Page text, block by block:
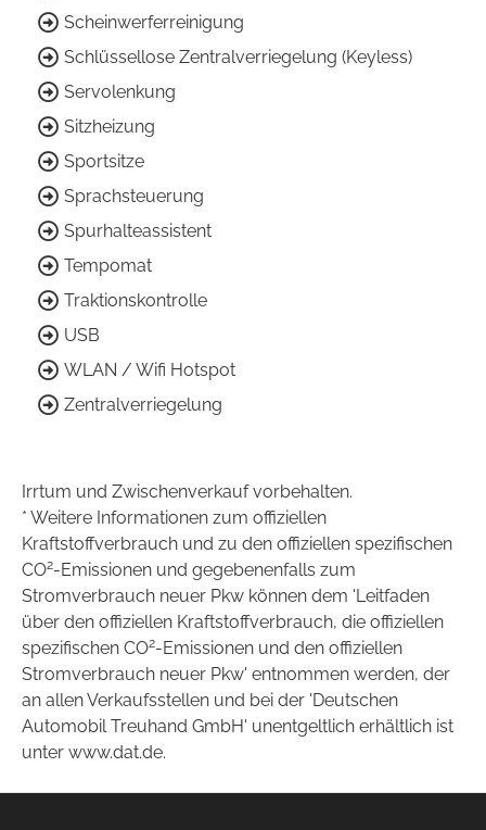
Scheinwerferreinigung
Schlüssellose Zentralverriegelung (Keyless)
Servolenkung
Sitzheizung
Sportsitze
Sprachsteuerung
Spurhalteassistent
Tempomat
Traktionskontrolle
USB
WLAN / Wifi Hotspot
Zentralverriegelung
Irrtum und Zwischenverkauf vorbehalten.
* Weitere Informationen zum offiziellen
Kraftstoffverbrauch und zu den offiziellen spezifischen
CO2-Emissionen und gegebenenfalls zum
Stromverbrauch neuer Pkw können dem 'Leitfaden
über den offiziellen Kraftstoffverbrauch, die offiziellen
spezifischen CO2-Emissionen und den offiziellen
Stromverbrauch neuer Pkw' entnommen werden, der
an allen Verkaufsstellen und bei der 'Deutschen
Automobil Treuhand GmbH' unentgeltlich erhältlich ist
unter www.dat.de.